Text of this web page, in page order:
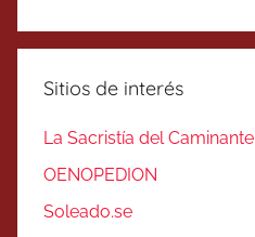
Sitios de interés
La Sacristía del Caminante
OENOPEDION
Soleado.se